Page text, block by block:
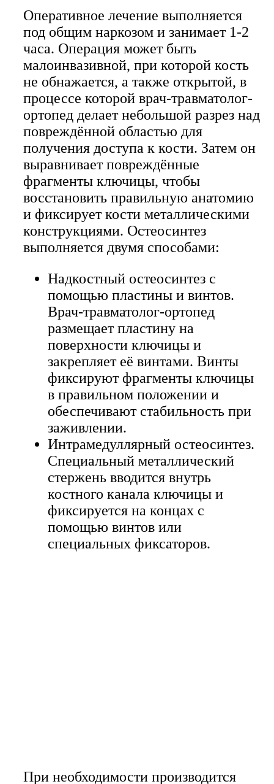
Оперативное лечение выполняется
под общим наркозом и занимает 1-2
часа. Операция может быть
малоинвазивной, при которой кость
не обнажается, а также открытой, в
процессе которой врач-травматолог-
ортопед делает небольшой разрез над
повреждённой областью для
получения доступа к кости. Затем он
выравнивает повреждённые
фрагменты ключицы, чтобы
восстановить правильную анатомию
и фиксирует кости металлическими
конструкциями. Остеосинтез
выполняется двумя способами:
Надкостный остеосинтез с
помощью пластины и винтов.
Врач-травматолог-ортопед
размещает пластину на
поверхности ключицы и
закрепляет её винтами. Винты
фиксируют фрагменты ключицы
в правильном положении и
обеспечивают стабильность при
заживлении.
Интрамедуллярный остеосинтез.
Специальный металлический
стержень вводится внутрь
костного канала ключицы и
фиксируется на концах с
помощью винтов или
специальных фиксаторов.
При необходимости производится